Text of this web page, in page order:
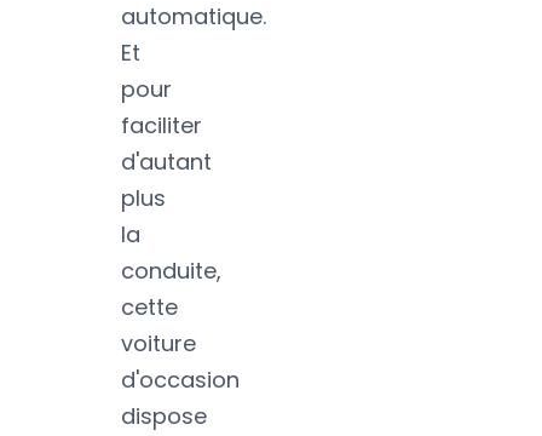
automatique.
Et
pour
faciliter
d'autant
plus
la
conduite,
cette
voiture
d'occasion
dispose